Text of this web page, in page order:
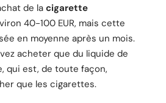
de la cigarette
40-100 EUR, mais cette
en moyenne après un mois.
acheter que du liquide de
qui est, de toute façon,
que les cigarettes.